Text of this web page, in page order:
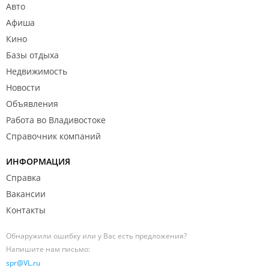
Авто
Афиша
Кино
Базы отдыха
Недвижимость
Новости
Объявления
Работа во Владивостоке
Справочник компаний
ИНФОРМАЦИЯ
Справка
Вакансии
Контакты
Обнаружили ошибку или у Вас есть предложения?
Напишите нам письмо:
spr@VL.ru